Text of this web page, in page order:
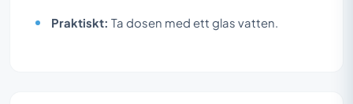
Praktiskt: Ta dosen med ett glas vatten.